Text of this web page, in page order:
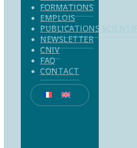
FORMATIONS
EMPLOIS
PUBLICATIONS
NEWSLETTER
CNIV
FAQ
CONTACT